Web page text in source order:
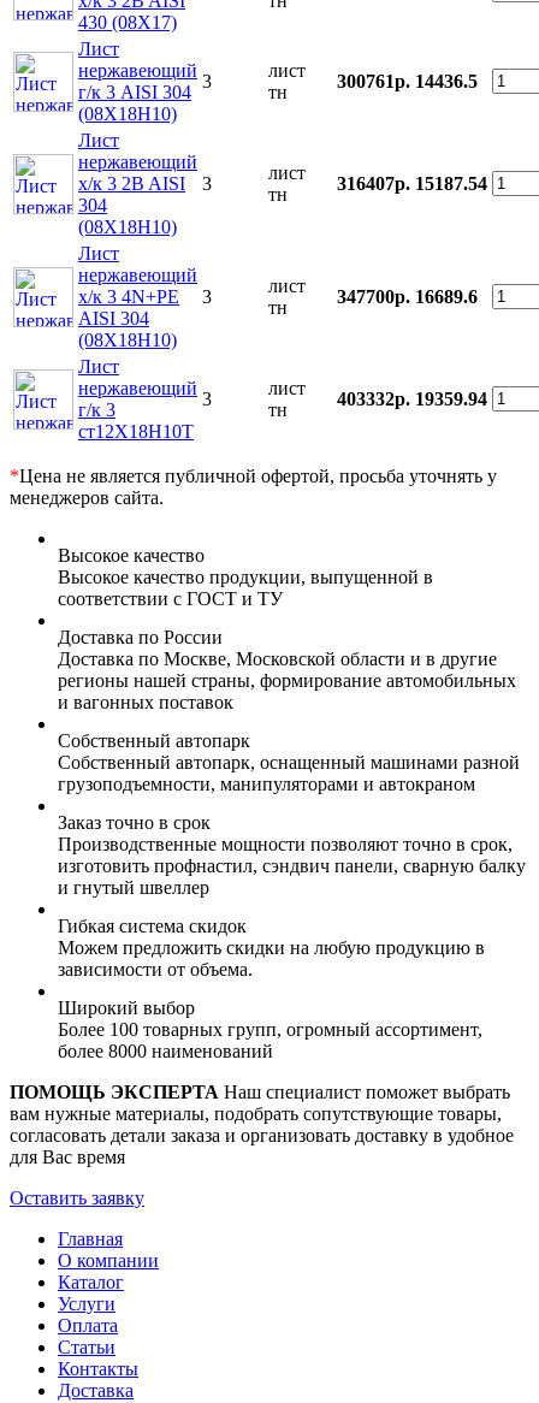
430 (08Х17)
Лист
нержавеющий
г/к 3 AISI 304
(08Х18Н10)
3
лист
тн
300761р. 14436.5
Лист
нержавеющий
х/к 3 2B AISI
304
(08Х18Н10)
3
лист
тн
316407р. 15187.54
Лист
нержавеющий
х/к 3 4N+РЕ
AISI 304
(08Х18Н10)
3
лист
тн
347700р. 16689.6
Лист
нержавеющий
г/к 3
ст12Х18Н10Т
3
лист
тн
403332р. 19359.94
*Цена не является публичной офертой, просьба уточнять у
менеджеров сайта.
Высокое качество
Высокое качество продукции, выпущенной в
соответствии с ГОСТ и ТУ
Доставка по России
Доставка по Москве, Московской области и в другие
регионы нашей страны, формирование автомобильных
и вагонных поставок
Собственный автопарк
Собственный автопарк, оснащенный машинами разной
грузоподъемности, манипуляторами и автокраном
Заказ точно в срок
Производственные мощности позволяют точно в срок,
изготовить профнастил, сэндвич панели, сварную балку
и гнутый швеллер
Гибкая система скидок
Можем предложить скидки на любую продукцию в
зависимости от объема.
Широкий выбор
Более 100 товарных групп, огромный ассортимент,
более 8000 наименований
ПОМОЩЬ ЭКСПЕРТА Наш специалист поможет выбрать
вам нужные материалы, подобрать сопутствующие товары,
согласовать детали заказа и организовать доставку в удобное
для Вас время
Оставить заявку
Главная
О компании
Каталог
Услуги
Оплата
Статьи
Контакты
Доставка